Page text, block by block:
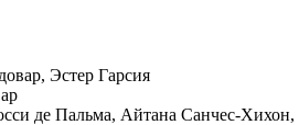
, Эстер Гарсия
де Пальма, Айтана Санчес-Хихон,